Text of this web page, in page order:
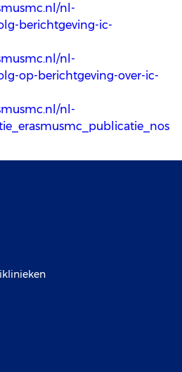
nl-
berichtgeving-ic-
nl-
op-berichtgeving-over-ic-
nl-